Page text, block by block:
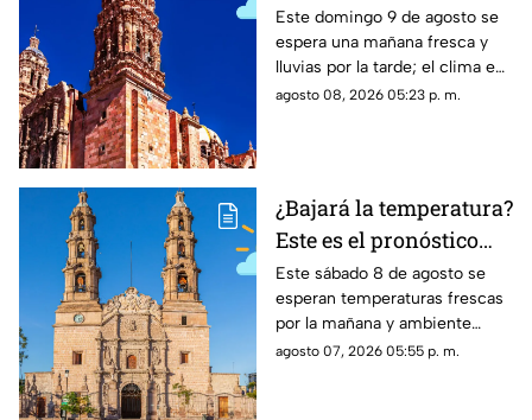
del clima en Zacatecas
HOY domingo 9 de
agosto
Este domingo 9 de agosto se
espera una mañana fresca y
lluvias por la tarde; el clima en
Zacatecas hoy tendrá hasta 25
agosto 08, 2026 05:23 p. m.
¿Bajará la temperatura?
Este es el pronóstico
del clima en
Aguascalientes HOY
sábado 8 de agosto
Este sábado 8 de agosto se
esperan temperaturas frescas
por la mañana y ambiente
cálido por la tarde; el clima en
agosto 07, 2026 05:55 p. m.